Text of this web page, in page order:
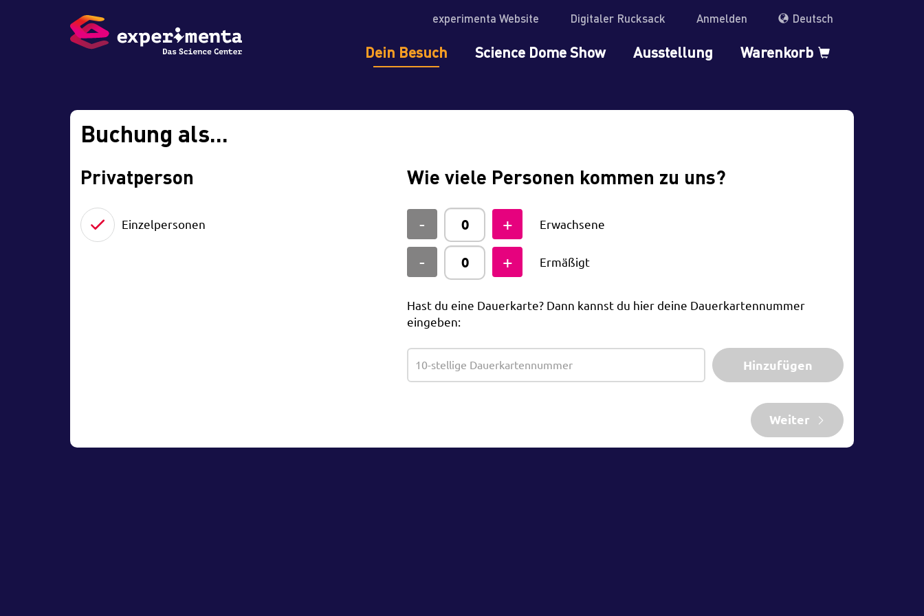
experimenta Website Digitaler Rucksack Anmelden Deutsch
Dein Besuch Science Dome Show Ausstellung Warenkorb
Buchung als...
Privatperson
Einzelpersonen
Wie viele Personen kommen zu uns?
Erwachsene
Ermäßigt
Hast du eine Dauerkarte? Dann kannst du hier deine Dauerkartennummer
eingeben:
Hinzufügen
Weiter